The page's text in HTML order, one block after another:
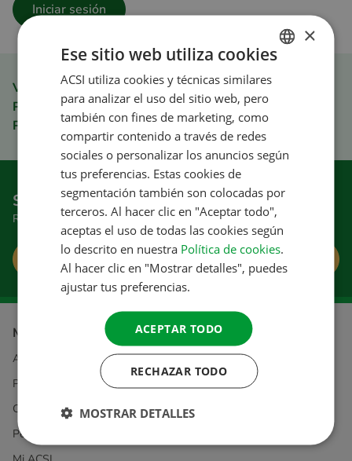
Iniciar sesión
Ventajas para miembros ACSI Club ID
Pedir rápida y fácilmente
Pago seguro
Suscríbase al boletín informativo
Reciba excelentes consejos y ofertas
Suscribirse
Más información sobre
ACSI
Privacidad y cookies
Condiciones generales
Pedidos y pagos
DUTCH
ENGLISH
GERMAN
DANISH
SPANISH
SWEDISH
×
Ese sitio web utiliza cookies
ACSI utiliza cookies y técnicas similares
para analizar el uso del sitio web, pero
también con fines de marketing, como
compartir contenido a través de redes
sociales o personalizar los anuncios según
tus preferencias. Estas cookies de
segmentación también son colocadas por
terceros. Al hacer clic en "Aceptar todo",
aceptas el uso de todas las cookies según
lo descrito en nuestra Política de cookies.
Al hacer clic en "Mostrar detalles", puedes
ajustar tus preferencias.
ACEPTAR TODO
RECHAZAR TODO
MOSTRAR DETALLES